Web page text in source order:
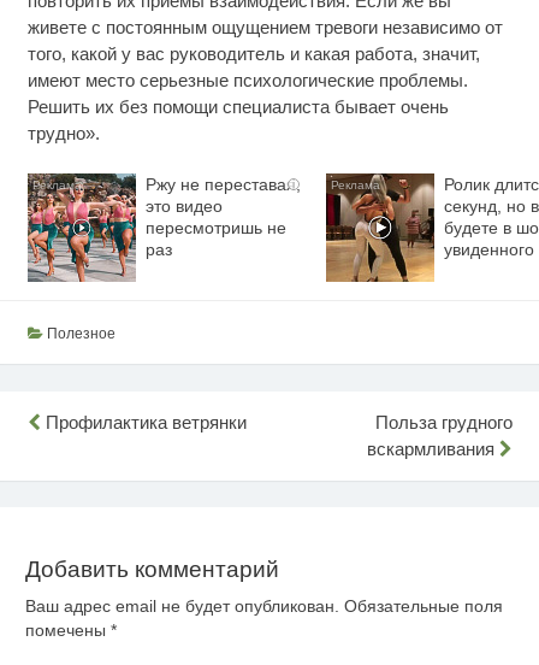
живете с постоянным ощущением тревоги независимо от
того, какой у вас руководитель и какая работа, значит,
имеют место серьезные психологические проблемы.
Решить их без помощи специалиста бывает очень
трудно».
i
Ржу не переставая,
это видео
пересмотришь не
раз
Ролик
секунд, но
будете в
увиденного
Полезное
Навигация
Профилактика ветрянки
Польза грудного
вскармливания
Добавить комментарий
Ваш адрес email не будет опубликован. Обязательные поля
помечены *